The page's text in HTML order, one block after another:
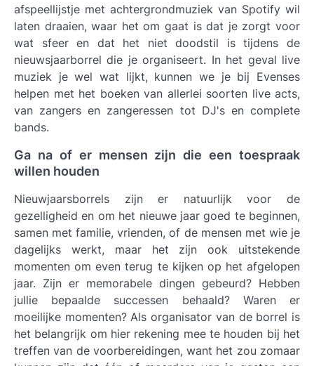
afspeellijstje met achtergrondmuziek van Spotify wil
laten draaien, waar het om gaat is dat je zorgt voor
wat sfeer en dat het niet doodstil is tijdens de
nieuwsjaarborrel die je organiseert. In het geval live
muziek je wel wat lijkt, kunnen we je bij Evenses
helpen met het boeken van allerlei soorten live acts,
van zangers en zangeressen tot DJ's en complete
bands.
Ga na of er mensen zijn die een toespraak
willen houden
Nieuwjaarsborrels zijn er natuurlijk voor de
gezelligheid en om het nieuwe jaar goed te beginnen,
samen met familie, vrienden, of de mensen met wie je
dagelijks werkt, maar het zijn ook uitstekende
momenten om even terug te kijken op het afgelopen
jaar. Zijn er memorabele dingen gebeurd? Hebben
jullie bepaalde successen behaald? Waren er
moeilijke momenten? Als organisator van de borrel is
het belangrijk om hier rekening mee te houden bij het
treffen van de voorbereidingen, want het zou zomaar